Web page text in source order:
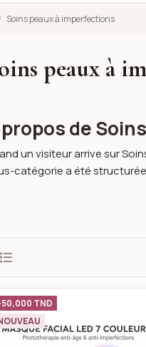
Soins peaux à imperfections
peaux à
de
un visiteur arrive sur
catégorie a été
Masque
TND